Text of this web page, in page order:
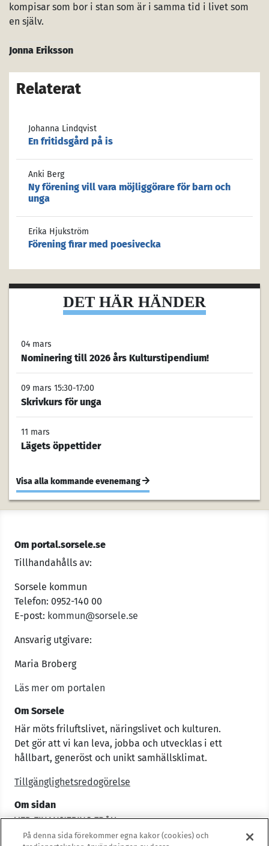
kompisar som bor i stan som är i samma tid i livet som
en själv.
Jonna Eriksson
Relaterat
Johanna Lindqvist
En fritidsgård på is
Anki Berg
Ny förening vill vara möjliggörare för barn och
unga
Erika Hjukström
Förening firar med poesivecka
DET HÄR HÄNDER
04 mars
Nominering till 2026 års Kulturstipendium!
09 mars 15:30-17:00
Skrivkurs för unga
11 mars
Lägets öppettider
Visa alla kommande evenemang
Om portal.sorsele.se
Tillhandahålls av:
Sorsele kommun
Telefon: 0952-140 00
E-post: kommun@sorsele.se
Ansvarig utgivare:
Maria Broberg
Läs mer om portalen
Om Sorsele
Här möts friluftslivet, näringslivet och kulturen.
Det gör att vi kan leva, jobba och utvecklas i ett
hållbart, generöst och unikt samhällsklimat.
Tillgänglighetsredogörelse
Om sidan
På denna sida förekommer egna kakor (cookies) och